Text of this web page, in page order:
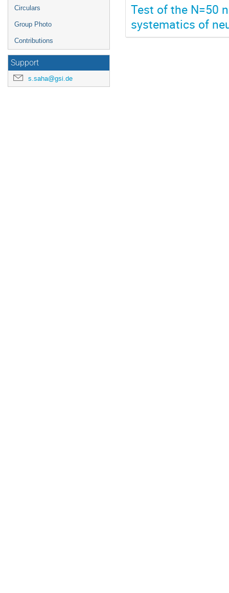
Circulars
Group Photo
Contributions
Support
s.saha@gsi.de
Test of the N=50
systematics of